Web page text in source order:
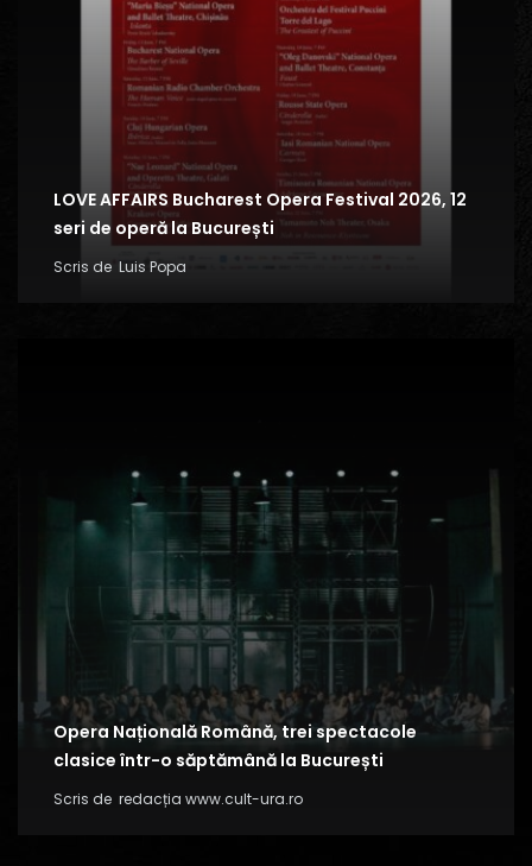
LOVE AFFAIRS Bucharest Opera Festival 2026, 12
seri de operă la București
Scris de Luis Popa
Opera Națională Română, trei spectacole
clasice într-o săptămână la București
Scris de redacția www.cult-ura.ro